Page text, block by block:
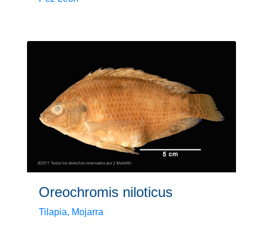
Oreochromis niloticus
Tilapia, Mojarra